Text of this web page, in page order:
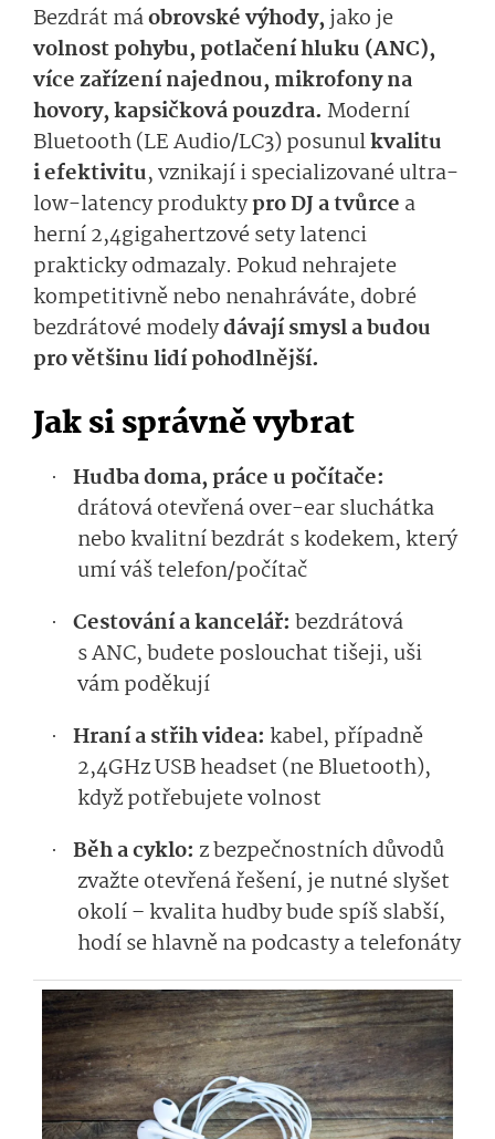
Bezdrát máobrovské výhody,jako je
volnost pohybu, potlačení hluku (ANC),
více zařízení najednou, mikrofony na
hovory, kapsičková pouzdra. Moderní
Bluetooth (LE Audio/LC3) posunulkvalitu
i efektivitu, vznikají i specializované ultra-
low-latency produktypro DJ a tvůrce a
herní 2,4gigahertzové sety latenci
prakticky odmazaly. Pokud nehrajete
kompetitivně nebo nenahráváte, dobré
bezdrátové modelydávají smysl a budou
pro většinu lidí pohodlnější.
Jak si správně vybrat
·
Hudba doma, práce u počítače:
drátová otevřená over-ear sluchátka
nebo kvalitní bezdrát s kodekem, který
umí váš telefon/počítač
· Cestování a kancelář: bezdrátová
s ANC, budete poslouchat tišeji, uši
vám poděkují
· Hraní a střih videa: kabel, případně
2,4GHz USB headset (ne Bluetooth),
když potřebujete volnost
· Běh a cyklo: z bezpečnostních důvodů
zvažte otevřená řešení, je nutné slyšet
okolí – kvalita hudby bude spíš slabší,
hodí se hlavně na podcasty a telefonáty